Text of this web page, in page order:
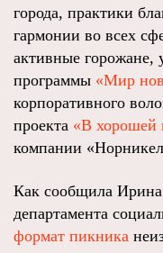
города, практики
гармонии во всех
активные горожане,
программы «Мир
корпоративного
проекта «В хорошей
компании
Как сообщила
департамента
формат пикника